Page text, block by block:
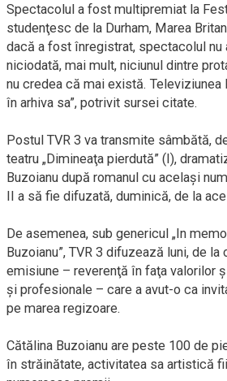
Spectacolul a fost multipremiat la
studenţesc de la Durham, Marea
dacă a fost înregistrat, spectacolul
niciodată, mai mult, niciunul dintre
nu credea că mai există.
în arhiva sa”, potrivit sursei citate.
Postul TVR 3 va transmite sâmbătă,
teatru „Dimineaţa pierdută” (I),
Buzoianu după romanul cu acelaşi
II a să fie difuzată, duminică, de la
De asemenea, sub genericul „In
Buzoianu”, TVR 3 difuzează luni, de la
emisiune – reverenţă în faţa valorilor
şi profesionale – care a avut-o ca
pe marea regizoare.
Cătălina Buzoianu are peste 100 de
în străinătate, activitatea sa artistică